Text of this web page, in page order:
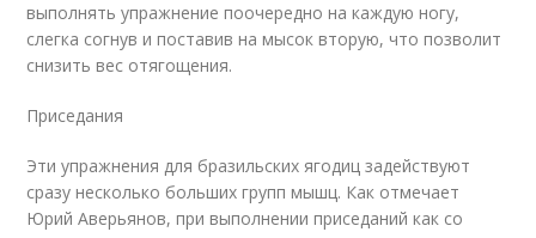
выполнять упражнение поочередно на каждую ногу,
слегка согнув и поставив на мысок вторую, что позволит
снизить вес отягощения.
Приседания
Эти упражнения для бразильских ягодиц задействуют
сразу несколько больших групп мышц. Как отмечает
Юрий Аверьянов, при выполнении приседаний как со